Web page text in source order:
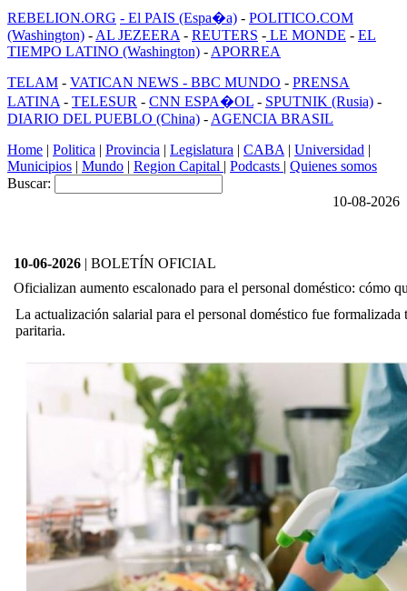
REBELION.ORG - El PAIS (Espa�a) - POLITICO.COM
(Washington) - AL JEZEERA - REUTERS - LE MONDE - EL
TIEMPO LATINO (Washington) - APORREA
TELAM - VATICAN NEWS - BBC MUNDO - PRENSA
LATINA - TELESUR - CNN ESPA�OL - SPUTNIK (Rusia) -
DIARIO DEL PUEBLO (China) - AGENCIA BRASIL
Home | Politica | Provincia | Legislatura | CABA | Universidad |
Municipios | Mundo | Region Capital | Podcasts | Quienes somos
Buscar:
10-08-2026
10-06-2026 | BOLETÍN OFICIAL
Oficializan aumento escalonado para el personal doméstico: cómo
La actualización salarial para el personal doméstico fue formalizada
paritaria.